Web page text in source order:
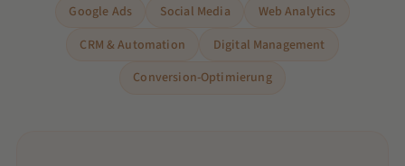
Google Ads
Social Media
Web Analytics
CRM & Automation
Digital Management
Conversion-Optimierung